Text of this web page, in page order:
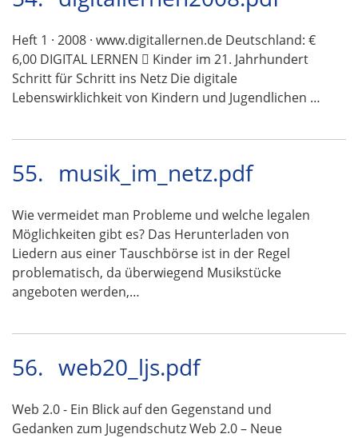
Heft 1 · 2008 · www.digitallernen.de Deutschland: €
6,00 DIGITAL LERNEN  Kinder im 21. Jahrhundert
Schritt für Schritt ins Netz Die digitale
Lebenswirklichkeit von Kindern und Jugendlichen …
55. musik_im_netz.pdf
Wie vermeidet man Probleme und welche legalen
Möglichkeiten gibt es? Das Herunterladen von
Liedern aus einer Tauschbörse ist in der Regel
problematisch, da überwiegend Musikstücke
angeboten werden,…
56. web20_ljs.pdf
Web 2.0 - Ein Blick auf den Gegenstand und
Gedanken zum Jugendschutz Web 2.0 – Neue